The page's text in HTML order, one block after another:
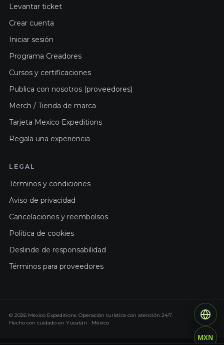
Levantar ticket
Crear cuenta
Iniciar sesión
Programa Creadores
Cursos y certificaciones
Publica con nosotros (proveedores)
Merch / Tienda de marca
Tarjeta Mexico Expeditions
Regala una experiencia
LEGAL
Términos y condiciones
Aviso de privacidad
Cancelaciones y reembolsos
Política de cookies
Deslinde de responsabilidad
Términos para proveedores
© 2026 Mexico Expeditions. Operación turística con atención 24/7.
Hecho con cuidado en Yucatán · México
MXN